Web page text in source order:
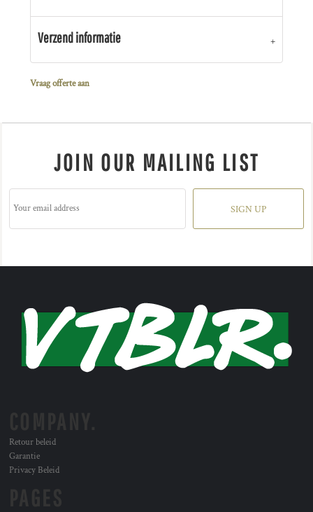
Verzend informatie
Vraag offerte aan
JOIN OUR MAILING LIST
SIGN UP
Retour beleid
Garantie
Privacy Beleid